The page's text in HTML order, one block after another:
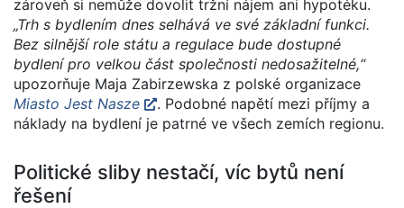
zároveň si nemůže dovolit tržní nájem ani hypotéku.
„Trh s bydlením dnes selhává ve své základní funkci.
Bez silnější role státu a regulace bude dostupné
bydlení pro velkou část společnosti nedosažitelné,“
upozorňuje Maja Zabirzewska z polské organizace
Miasto Jest Nasze
. Podobné napětí mezi příjmy a
náklady na bydlení je patrné ve všech zemích regionu.
Politické sliby nestačí, víc bytů není
řešení